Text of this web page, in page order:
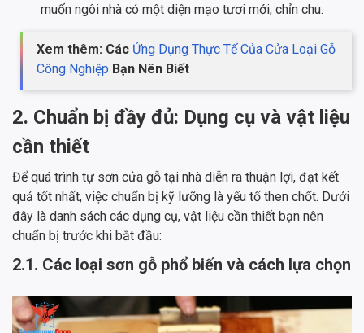
muốn ngôi nhà có một diện mạo tươi mới, chỉn chu.
Xem thêm: Các Ứng Dụng Thực Tế Của Cửa Loại Gỗ
Công Nghiệp Bạn Nên Biết
2. Chuẩn bị đầy đủ: Dụng cụ và vật liệu
cần thiết
Để quá trình tự sơn cửa gỗ tại nhà diễn ra thuận lợi, đạt kết
quả tốt nhất, việc chuẩn bị kỹ lưỡng là yếu tố then chốt. Dưới
đây là danh sách các dụng cụ, vật liệu cần thiết bạn nên
chuẩn bị trước khi bắt đầu:
2.1. Các loại sơn gỗ phổ biến và cách lựa chọn